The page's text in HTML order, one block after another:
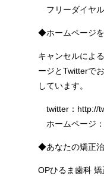
フリーダイヤ
◆ホームページ
キャンセルによ
ージとTwitterで
しています。
twitter：http://
ホームページ
◆あなたの矯正
OPひるま歯科